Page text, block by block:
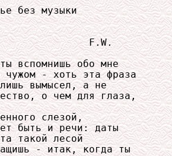
без музыки
F.W.
вспомнишь обо мне
чужом - хоть эта фраза
вымысел, а не
о чем для глаза,
слезой,
быть и речи: даты
такой лесой
- итак, когда ты